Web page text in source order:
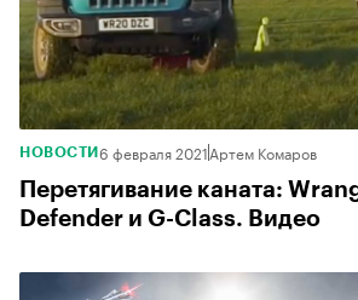
НОВОСТИ 6 февраля 2021Артем Комаров
Перетягивание каната:
Defender и G-Class. Видео